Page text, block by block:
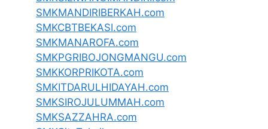
SMKMANDIRIBERKAH.com
SMKCBTBEKASI.com
SMKMANAROFA.com
SMKPGRIBOJONGMANGU.com
SMKKORPRIKOTA.com
SMKITDARULHIDAYAH.com
SMKSIROJULUMMAH.com
SMKSAZZAHRA.com